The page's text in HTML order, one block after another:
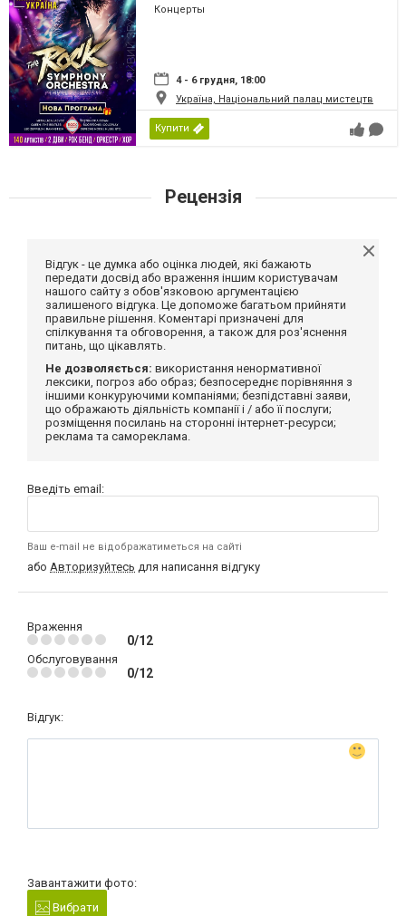
Концерты
4 - 6 грудня, 18:00
Україна, Національний палац мистецтв
Купити
Рецензія
Відгук - це думка або оцінка людей, які бажають
передати досвід або враження іншим користувачам
нашого сайту з обов'язковою аргументацією
залишеного відгука. Це допоможе багатьом прийняти
правильне рішення. Коментарі призначені для
спілкування та обговорення, а також для роз'яснення
питань, що цікавлять.
Не дозволяється: використання ненормативної
лексики, погроз або образ; безпосереднє порівняння з
іншими конкуруючими компаніями; безпідставні заяви,
що ображають діяльність компанії і / або її послуги;
розміщення посилань на сторонні інтернет-ресурси;
реклама та самореклама.
Введіть email:
Ваш e-mail не відображатиметься на сайті
або Авторизуйтесь для написання відгуку
Враження
0/12
Обслуговування
0/12
Відгук:
Завантажити фото:
Вибрати